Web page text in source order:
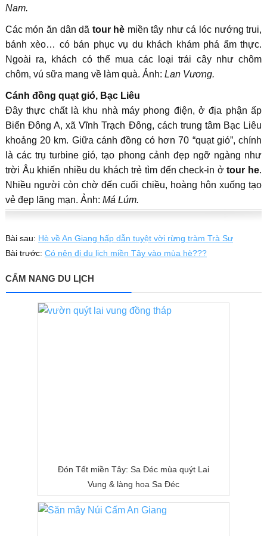
Nam.
Các món ăn dân dã tour hè miền tây như cá lóc nướng trui,
bánh xèo… có bán phục vụ du khách khám phá ẩm thực.
Ngoài ra, khách có thể mua các loại trái cây như chôm
chôm, vú sữa mang về làm quà. Ảnh: Lan Vương.
Cánh đồng quạt gió, Bạc Liêu
Đây thực chất là khu nhà máy phong điện, ở địa phận ấp
Biển Đông A, xã Vĩnh Trạch Đông, cách trung tâm Bạc Liêu
khoảng 20 km. Giữa cánh đồng có hơn 70 “quạt gió”, chính
là các trụ turbine gió, tạo phong cảnh đẹp ngỡ ngàng như
trời Âu khiến nhiều du khách trẻ tìm đến check-in ởtour he.
Nhiều người còn chờ đến cuối chiều, hoàng hôn xuống tạo
vẻ đẹp lãng mạn. Ảnh: Má Lúm.
Bài sau: Hè về An Giang hấp dẫn tuyệt vời rừng tràm Trà Sư
Bài trước: Có nên đi du lịch miền Tây vào mùa hè???
CẨM NANG DU LỊCH
Đón Tết miền Tây: Sa Đéc mùa quýt Lai
Vung & làng hoa Sa Đéc